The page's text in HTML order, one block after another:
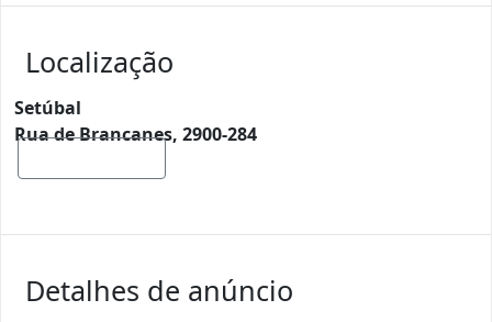
Localização
Setúbal
Rua de Brancanes, 2900-284
Detalhes de anúncio